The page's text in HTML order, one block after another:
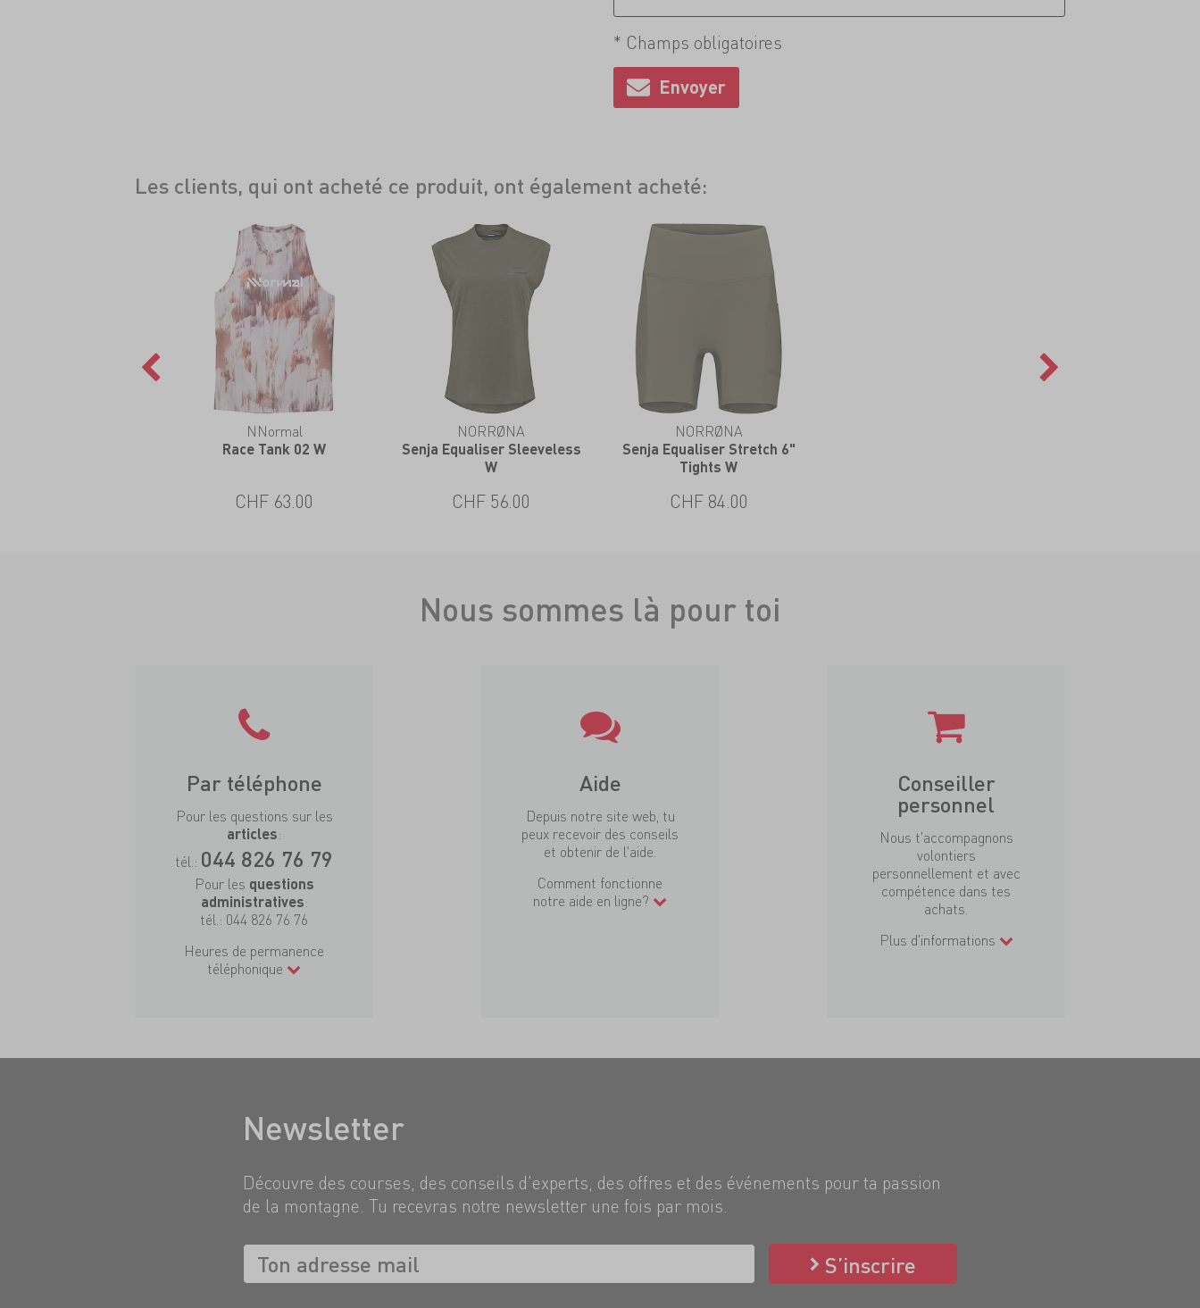
* Champs obligatoires
Les clients, qui ont acheté ce produit, ont également acheté:
NNormal
Race Tank 02 W
CHF 63.00
NORRØNA
Senja Equaliser Sleeveless
W
CHF 56.00
NORRØNA
Senja Equaliser Stretch 6"
Tights W
CHF 84.00
Nous sommes là pour toi
Par téléphone
Pour les questions sur les
articles:
tél.: 044 826 76 79
Pour les questions
administratives:
tél.: 044 826 76 76
Heures de permanence
téléphonique
Aide
Depuis notre site web, tu
peux recevoir des conseils
et obtenir de l'aide.
Comment fonctionne
notre aide en ligne?
Conseiller
personnel
Nous t'accompagnons
volontiers
personnellement et avec
compétence dans tes
achats.
Plus d'informations
Newsletter
Découvre des courses, des conseils d'experts, des offres et des événements pour ta passion
de la montagne. Tu recevras notre newsletter une fois par mois.
S’inscrire